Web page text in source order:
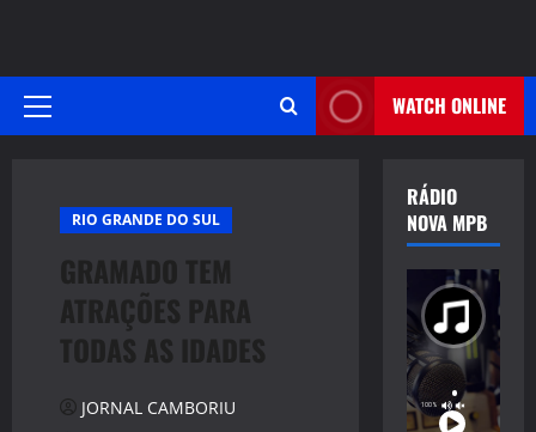
Primary
WATCH ONLINE
RIO GRANDE DO SUL
GRAMADO TEM
ATRAÇÕES PARA
TODAS AS IDADES
JORNAL CAMBORIU
RÁDIO
NOVA MPB